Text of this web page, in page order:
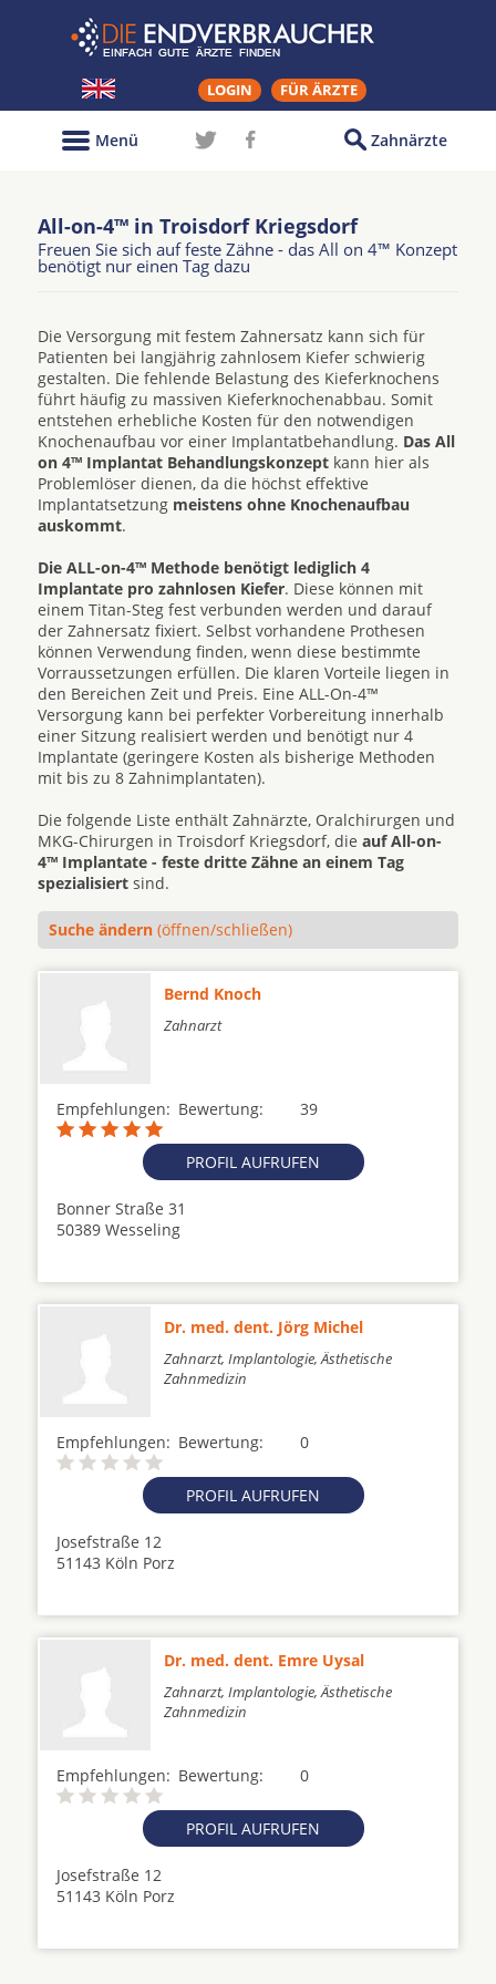
LOGIN FÜR ÄRZTE
Zahnärzte
Menü
All-on-4™ in Troisdorf Kriegsdorf
Freuen Sie sich auf feste Zähne - das All on 4™ Konzept
benötigt nur einen Tag dazu
Die Versorgung mit festem Zahnersatz kann sich für
Patienten bei langjährig zahnlosem Kiefer schwierig
gestalten. Die fehlende Belastung des Kieferknochens
führt häufig zu massiven Kieferknochenabbau. Somit
entstehen erhebliche Kosten für den notwendigen
Knochenaufbau vor einer Implantatbehandlung. Das All
on 4™ Implantat Behandlungskonzept kann hier als
Problemlöser dienen, da die höchst effektive
Implantatsetzung meistens ohne Knochenaufbau
auskommt.
Die ALL-on-4™ Methode benötigt lediglich 4
Implantate pro zahnlosen Kiefer. Diese können mit
einem Titan-Steg fest verbunden werden und darauf
der Zahnersatz fixiert. Selbst vorhandene Prothesen
können Verwendung finden, wenn diese bestimmte
Vorraussetzungen erfüllen. Die klaren Vorteile liegen in
den Bereichen Zeit und Preis. Eine ALL-On-4™
Versorgung kann bei perfekter Vorbereitung innerhalb
einer Sitzung realisiert werden und benötigt nur 4
Implantate (geringere Kosten als bisherige Methoden
mit bis zu 8 Zahnimplantaten).
Die folgende Liste enthält Zahnärzte, Oralchirurgen und
MKG-Chirurgen in Troisdorf Kriegsdorf, die auf All-on-
4™ Implantate - feste dritte Zähne an einem Tag
spezialisiert sind.
Suche ändern (öffnen/schließen)
Bernd Knoch
Zahnarzt
Empfehlungen: 39
Bewertung:
PROFIL AUFRUFEN
Bonner Straße 31
50389 Wesseling
Dr. med. dent. Jörg Michel
Zahnarzt, Implantologie, Ästhetische
Zahnmedizin
Empfehlungen: 0
Bewertung:
PROFIL AUFRUFEN
Josefstraße 12
51143 Köln Porz
Dr. med. dent. Emre Uysal
Zahnarzt, Implantologie, Ästhetische
Zahnmedizin
Empfehlungen: 0
Bewertung:
PROFIL AUFRUFEN
Josefstraße 12
51143 Köln Porz